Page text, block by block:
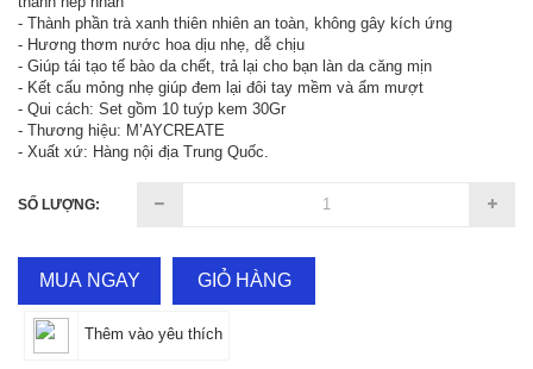
- Thành phần trà xanh thiên nhiên an toàn, không gây kích ứng
- Hương thơm nước hoa dịu nhẹ, dễ chịu
- Giúp tái tạo tế bào da chết, trả lại cho bạn làn da căng mịn
- Kết cấu mỏng nhẹ giúp đem lại đôi tay mềm và ẩm mượt
- Qui cách: Set gồm 10 tuýp kem 30Gr
- Thương hiệu: M’AYCREATE
- Xuất xứ: Hàng nội địa Trung Quốc.
SỐ LƯỢNG:
MUA NGAY GIỎ HÀNG
Thêm vào yêu thích